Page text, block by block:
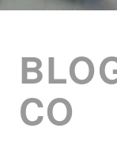
CO